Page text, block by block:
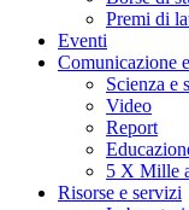
Premi di
Eventi
Comunicazione
Scienza e
Video
Report
5 X Mille
Risorse e servizi